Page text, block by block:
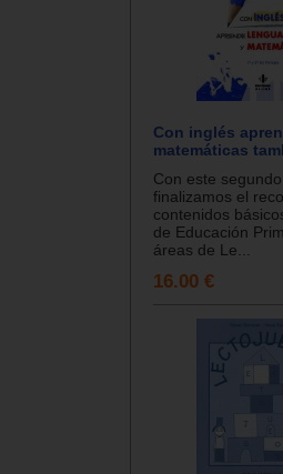
Con inglés
matemáticas
Con este
finalizamos el
contenidos
de Educación
áreas de Le...
16.00 €